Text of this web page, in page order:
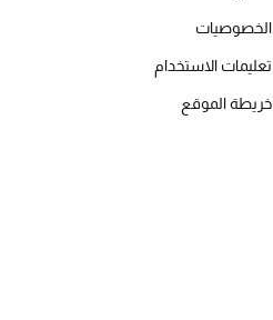
الخصوصيات
تعليمات الاستخدام
خريطة الموقع